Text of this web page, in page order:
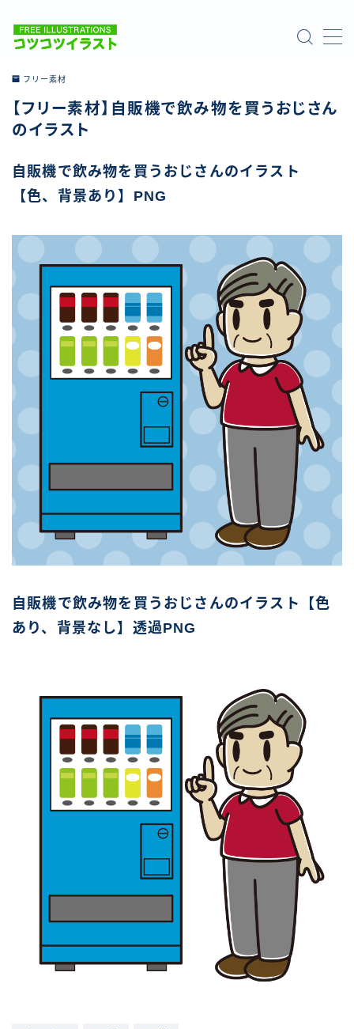
ホーム
お問い合わせ
フリー素材
【フリー素材】自販機で飲み物を買うおじさん
のイラスト
自販機で飲み物を買うおじさんのイラスト
【色、背景あり】PNG
自販機で飲み物を買うおじさんのイラスト【色
あり、背景なし】透過PNG